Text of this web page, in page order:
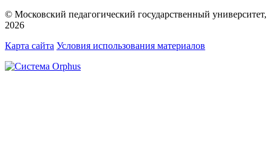
© Московский педагогический государственный университет,
2026
Карта сайта Условия использования материалов